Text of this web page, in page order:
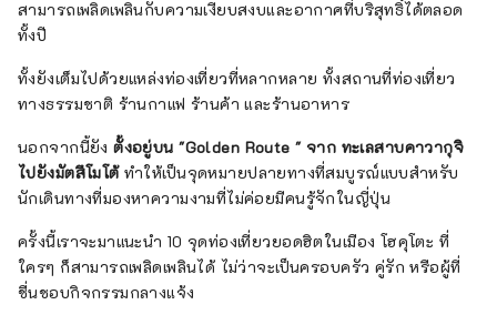
แห่งผืนน้ำอันโด่งดัง'' และพื้นที่ 3 แห่งได้รับเลือก
อุดมสมบูรณ์นี้ได้รับความนิยมในฐานะน้ำ
ธรรมชาติ และเรามีน้ำแร่ที่มีปริมาณการผลิตมาก
และคุณสามารถเพลิดเพลินกับทิวทัศน์ธรรมชาติที่
สวยงามและอาหารอันอุดมสมบูรณ์ได้
สามารถเพลิดเพลินกับความเงียบสงบและอากาศที่บริสุทธิ์ได้ตลอด
ทั้งปี
ทั้งยังเต็มไปด้วยแหล่งท่องเที่ยวที่หลากหลาย ทั้งสถานที่ท่องเที่ยว
ทางธรรมชาติ ร้านกาแฟ ร้านค้า และร้านอาหาร
นอกจากนี้ยังตั้งอยู่บน "Golden Route " จาก ทะเลสาบคาวากุจิ
ไปยังมัตสึโมโต้ทำให้เป็นจุดหมายปลายทางที่สมบูรณ์แบบสำหรับ
นักเดินทางที่มองหาความงามที่ไม่ค่อยมีคนรู้จักในญี่ปุ่น
ครั้งนี้เราจะมาแนะนำ 10 จุดท่องเที่ยวยอดฮิตในเมือง โฮคุโตะ ที่
ใครๆ ก็สามารถเพลิดเพลินได้ ไม่ว่าจะเป็นครอบครัว คู่รัก หรือผู้ที่
ชื่นชอบกิจกรรมกลางแจ้ง